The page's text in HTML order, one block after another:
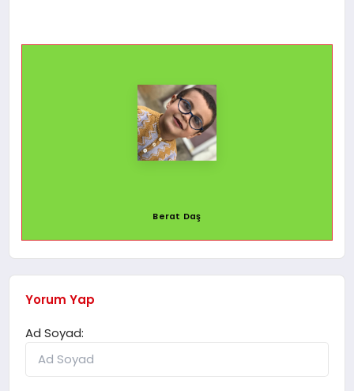
Berat Daş
Yorum Yap
Ad Soyad: